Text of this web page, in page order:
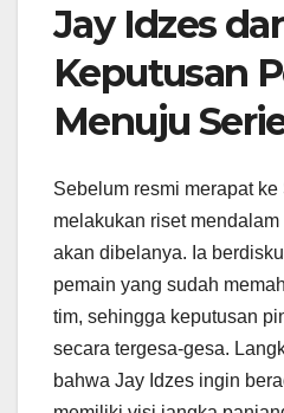
Jay Idzes
Keputusan
Menuju
Sebelum resmi merapat
melakukan riset
akan dibelanya. Ia
pemain yang sudah
tim, sehingga keputusan
secara tergesa-gesa.
bahwa Jay Idzes ingin